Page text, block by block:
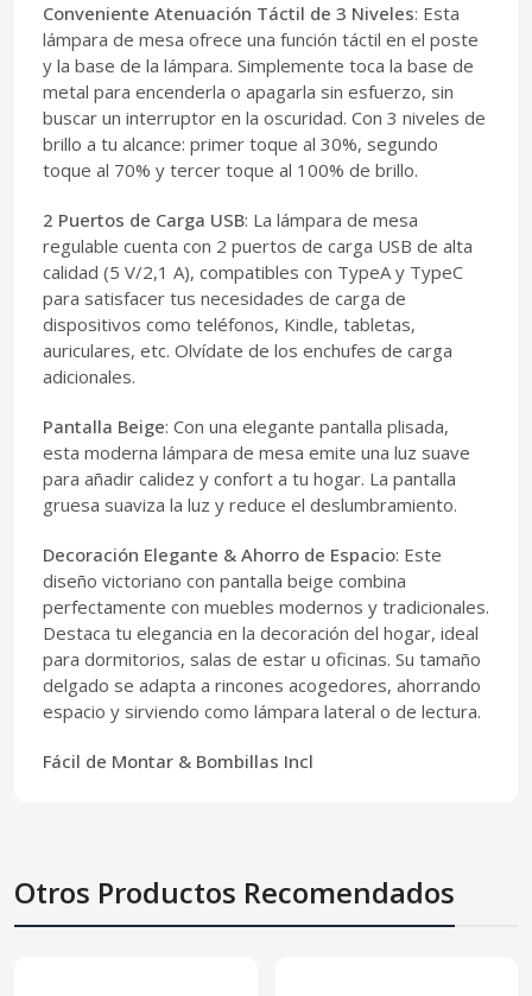
Conveniente Atenuación Táctil de 3 Niveles: Esta
lámpara de mesa ofrece una función táctil en el poste
y la base de la lámpara. Simplemente toca la base de
metal para encenderla o apagarla sin esfuerzo, sin
buscar un interruptor en la oscuridad. Con 3 niveles de
brillo a tu alcance: primer toque al 30%, segundo
toque al 70% y tercer toque al 100% de brillo.
2 Puertos de Carga USB: La lámpara de mesa
regulable cuenta con 2 puertos de carga USB de alta
calidad (5 V/2,1 A), compatibles con TypeA y TypeC
para satisfacer tus necesidades de carga de
dispositivos como teléfonos, Kindle, tabletas,
auriculares, etc. Olvídate de los enchufes de carga
adicionales.
Pantalla Beige: Con una elegante pantalla plisada,
esta moderna lámpara de mesa emite una luz suave
para añadir calidez y confort a tu hogar. La pantalla
gruesa suaviza la luz y reduce el deslumbramiento.
Decoración Elegante & Ahorro de Espacio: Este
diseño victoriano con pantalla beige combina
perfectamente con muebles modernos y tradicionales.
Destaca tu elegancia en la decoración del hogar, ideal
para dormitorios, salas de estar u oficinas. Su tamaño
delgado se adapta a rincones acogedores, ahorrando
espacio y sirviendo como lámpara lateral o de lectura.
Fácil de Montar & Bombillas Incl
Otros Productos Recomendados